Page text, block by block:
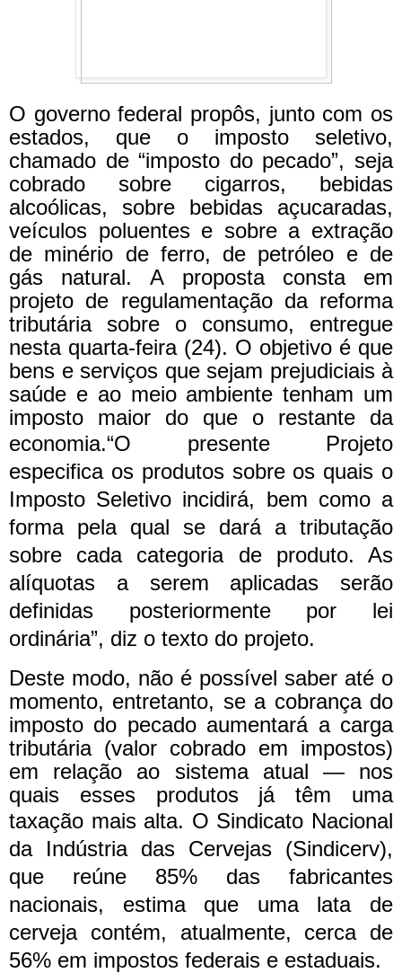
O governo federal propôs, junto com os
estados, que o imposto seletivo,
chamado de “imposto do pecado”, seja
cobrado sobre cigarros, bebidas
alcoólicas, sobre bebidas açucaradas,
veículos poluentes e sobre a extração
de minério de ferro, de petróleo e de
gás natural.A proposta consta em
projeto de regulamentação da reforma
tributária sobre o consumo, entregue
nesta quarta-feira (24). O objetivo é que
bens e serviços que sejam prejudiciais à
saúde e ao meio ambiente tenham um
imposto maior do que o restante da
economia.“O presente Projeto
especifica os produtos sobre os quais o
Imposto Seletivo incidirá, bem como a
forma pela qual se dará a tributação
sobre cada categoria de produto. As
alíquotas a serem aplicadas serão
definidas posteriormente por lei
ordinária”, diz o texto do projeto.
Deste modo, não é possível saber até o
momento, entretanto, se a cobrança do
imposto do pecado aumentará a carga
tributária (valor cobrado em impostos)
em relação ao sistema atual — nos
quais esses produtos já têm uma
taxação mais alta. O Sindicato Nacional
da Indústria das Cervejas (Sindicerv),
que reúne 85% das fabricantes
nacionais, estima que uma lata de
cerveja contém, atualmente, cerca de
56% em impostos federais e estaduais.